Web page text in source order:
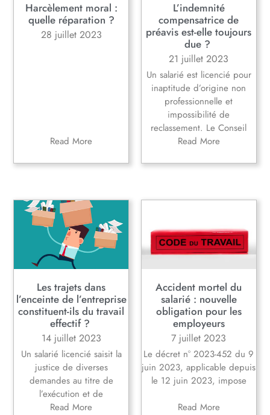
Harcèlement moral :
quelle réparation ?
28 juillet 2023
Read More
L’indemnité
compensatrice de
préavis est-elle toujours
due ?
21 juillet 2023
Un salarié est licencié pour
inaptitude d’origine non
professionnelle et
impossibilité de
reclassement. Le Conseil
Read More
Les trajets dans
l’enceinte de l’entreprise
constituent-ils du travail
effectif ?
14 juillet 2023
Un salarié licencié saisit la
justice de diverses
demandes au titre de
l’exécution et de
Read More
Accident mortel du
salarié : nouvelle
obligation pour les
employeurs
7 juillet 2023
Le décret n° 2023-452 du 9
juin 2023, applicable depuis
le 12 juin 2023, impose
Read More